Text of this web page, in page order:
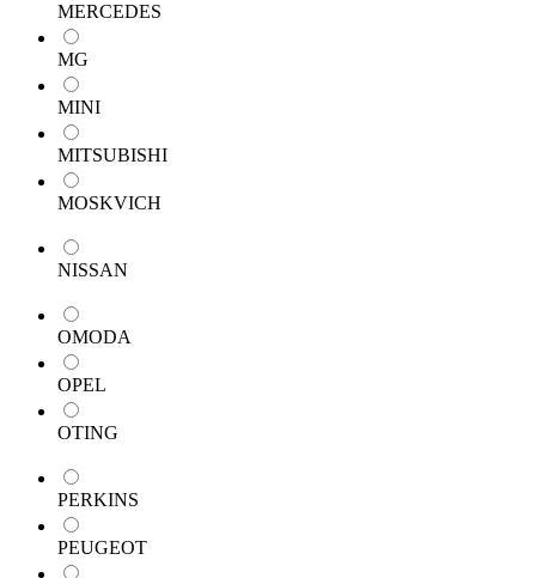
MERCEDES
MG
MINI
MITSUBISHI
MOSKVICH
NISSAN
OMODA
OPEL
OTING
PERKINS
PEUGEOT